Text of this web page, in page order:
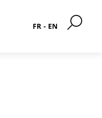
FR EN